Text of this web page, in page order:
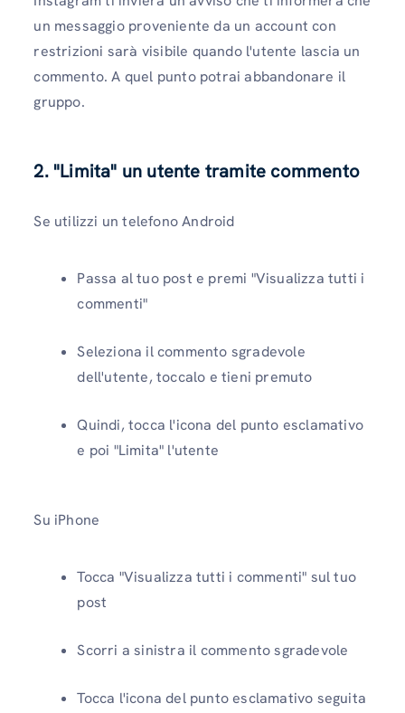
un messaggio proveniente da un account con
restrizioni sarà visibile quando l'utente lascia un
commento. A quel punto potrai abbandonare il
gruppo.
2. "Limita" un utente tramite commento
Se utilizzi un telefono Android
Passa al tuo post e premi "Visualizza tutti i
commenti"
Seleziona il commento sgradevole
dell'utente, toccalo e tieni premuto
Quindi, tocca l'icona del punto esclamativo
e poi "Limita" l'utente
Su iPhone
Tocca "Visualizza tutti i commenti" sul tuo
post
Scorri a sinistra il commento sgradevole
Tocca l'icona del punto esclamativo seguita